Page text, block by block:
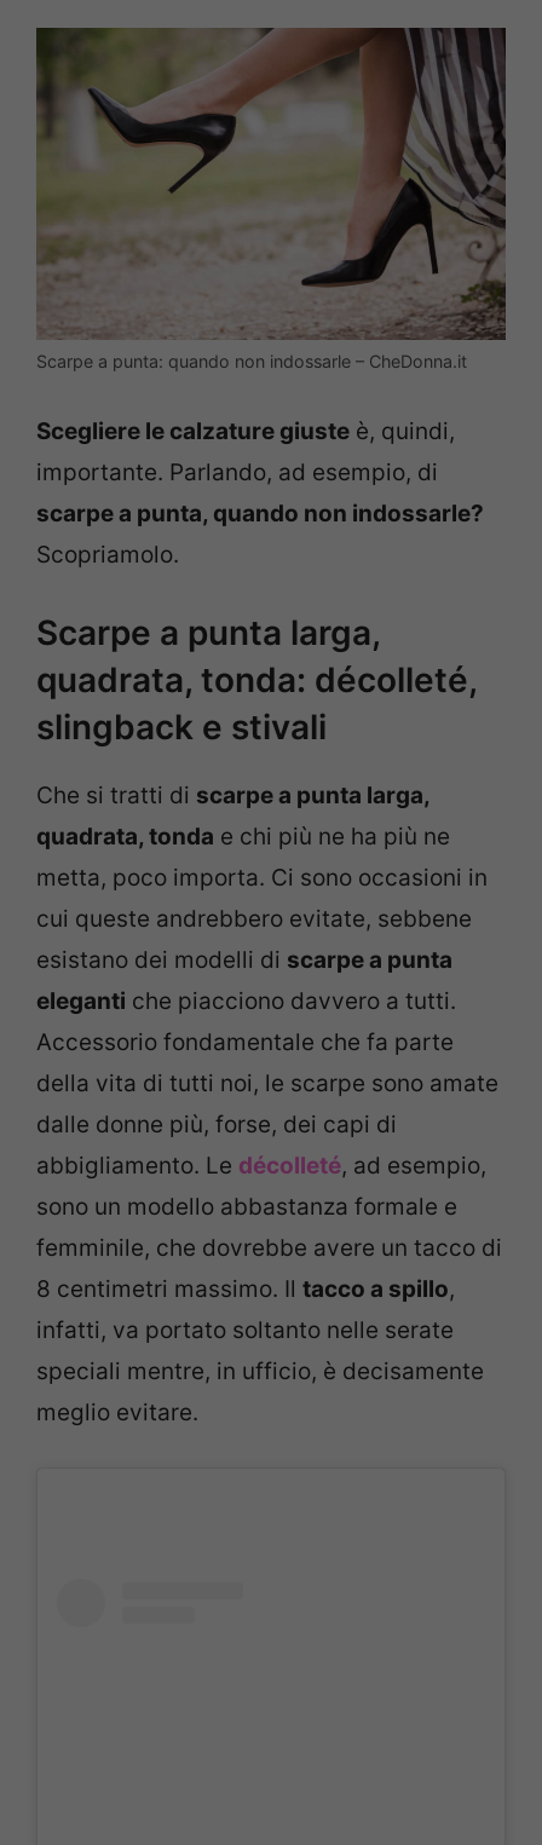
Scarpe a punta: quando non indossarle – CheDonna.it
Scegliere le calzature giuste è, quindi,
importante. Parlando, ad esempio, di
scarpe a punta, quando non indossarle?
Scopriamolo.
Scarpe a punta larga,
quadrata, tonda: décolleté,
slingback e stivali
Che si tratti di scarpe a punta larga,
quadrata, tonda e chi più ne ha più ne
metta, poco importa. Ci sono occasioni in
cui queste andrebbero evitate, sebbene
esistano dei modelli di scarpe a punta
eleganti che piacciono davvero a tutti.
Accessorio fondamentale che fa parte
della vita di tutti noi, le scarpe sono amate
dalle donne più, forse, dei capi di
abbigliamento. Le décolleté, ad esempio,
sono un modello abbastanza formale e
femminile, che dovrebbe avere un tacco di
8 centimetri massimo. Il tacco a spillo,
infatti, va portato soltanto nelle serate
speciali mentre, in ufficio, è decisamente
meglio evitare.